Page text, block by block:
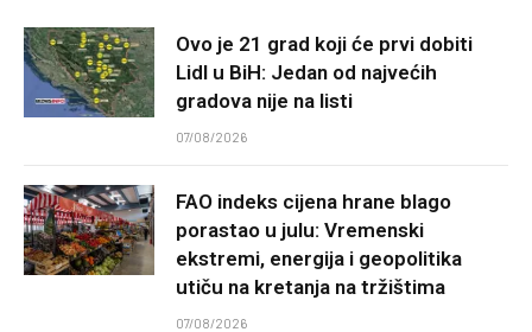
Ovo je 21 grad koji će prvi dobiti
Lidl u BiH: Jedan od najvećih
gradova nije na listi
07/08/2026
FAO indeks cijena hrane blago
porastao u julu: Vremenski
ekstremi, energija i geopolitika
utiču na kretanja na tržištima
07/08/2026